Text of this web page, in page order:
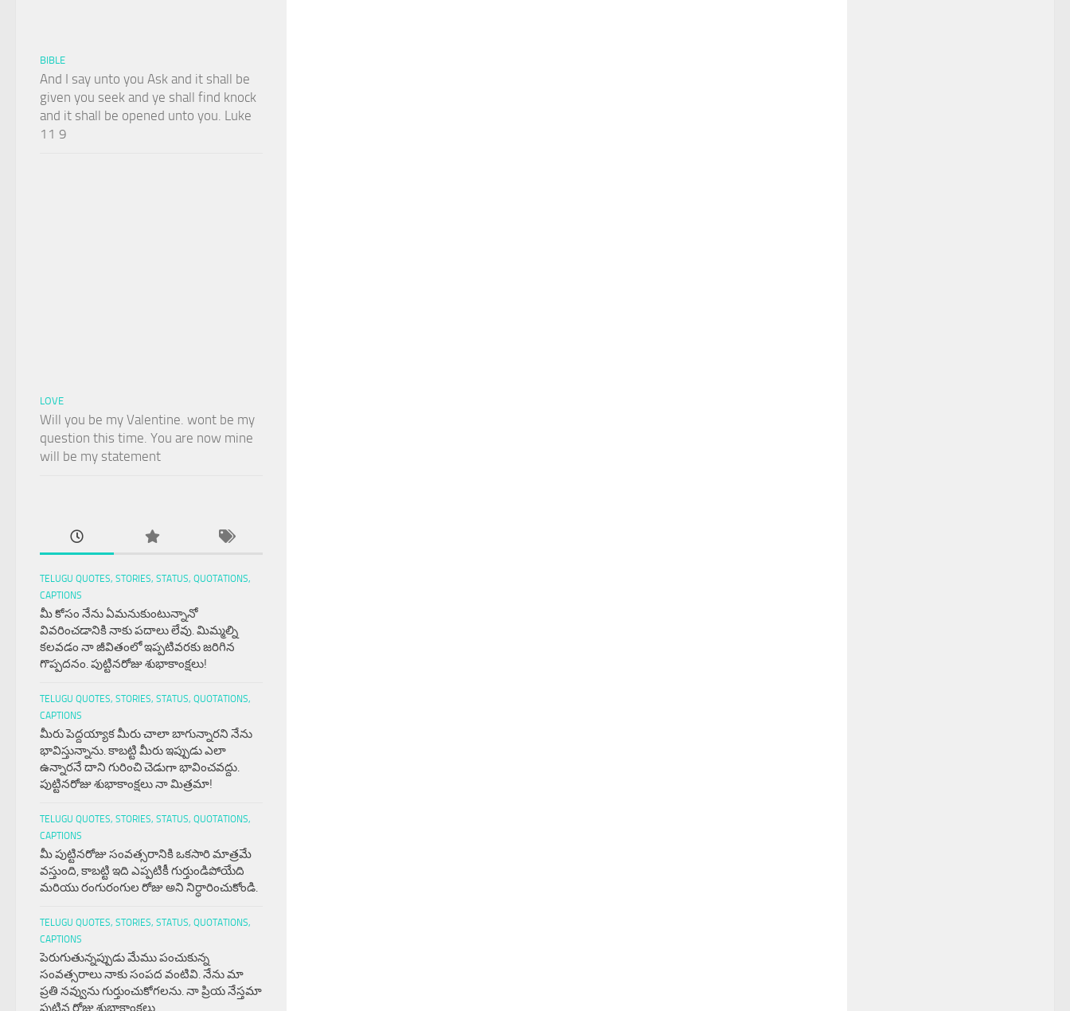
BIBLE
And I say unto you Ask and it shall be
given you seek and ye shall find knock
and it shall be opened unto you. Luke
11 9
LOVE
Will you be my Valentine. wont be my
question this time. You are now mine
will be my statement
TELUGU QUOTES, STORIES, STATUS, QUOTATIONS,
CAPTIONS
మీ కోసం నేను ఏమనుకుంటున్నానో
వివరించడానికి నాకు పదాలు లేవు. మిమ్మల్ని
కలవడం నా జీవితంలో ఇప్పటివరకు జరిగిన
గొప్పదనం. పుట్టినరోజు శుభాకాంక్షలు!
TELUGU QUOTES, STORIES, STATUS, QUOTATIONS,
CAPTIONS
మీరు పెద్దయ్యాక మీరు చాలా బాగున్నారని నేను
భావిస్తున్నాను. కాబట్టి మీరు ఇప్పుడు ఎలా
ఉన్నారనే దాని గురించి చెడుగా భావించవద్దు.
పుట్టినరోజు శుభాకాంక్షలు నా మిత్రమా!
TELUGU QUOTES, STORIES, STATUS, QUOTATIONS,
CAPTIONS
మీ పుట్టినరోజు సంవత్సరానికి ఒకసారి మాత్రమే
వస్తుంది, కాబట్టి ఇది ఎప్పటికీ గుర్తుండిపోయేది
మరియు రంగురంగుల రోజు అని నిర్ధారించుకోండి.
TELUGU QUOTES, STORIES, STATUS, QUOTATIONS,
CAPTIONS
పెరుగుతున్నప్పుడు మేము పంచుకున్న
సంవత్సరాలు నాకు సంపద వంటివి. నేను మా
ప్రతి నవ్వును గుర్తుంచుకోగలను. నా ప్రియ నేస్తమా
పుట్టిన రోజు శుభాకాంక్షలు.